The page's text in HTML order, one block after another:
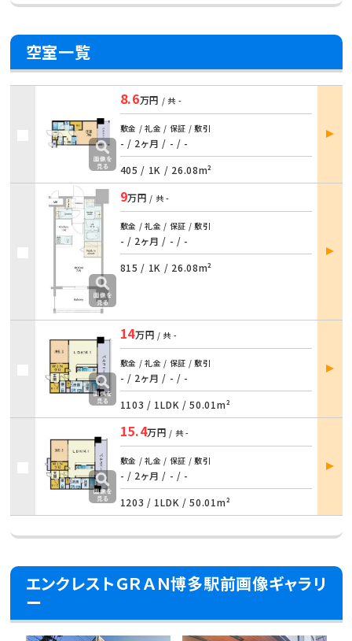
空室一覧
8.6万円 / 共 -
敷金 / 礼金 / 保証 / 敷引
- / 2ヶ月 / - / -
405 / 1K / 26.08m²
部屋
詳細
9万円 / 共-
敷金 / 礼金 / 保証 / 敷引
- / 2ヶ月 / - / -
815 / 1K / 26.08m²
部屋
詳細
14万円 / 共 -
敷金 / 礼金 / 保証 / 敷引
- / 2ヶ月 / - / -
1103 / 1LDK /50.01m²
部屋
詳細
15.4万円 / 共-
敷金 / 礼金 / 保証 / 敷引
- / 2ヶ月 / - / -
1203 / 1LDK /50.01m²
部屋
詳細
エンクレストＧＲＡＮ博多駅前画像ギャラリ
ー